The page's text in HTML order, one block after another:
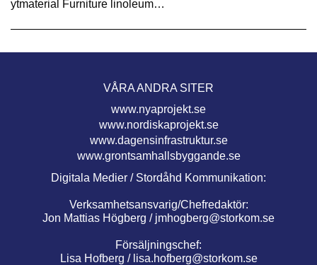
ytmaterial Furniture linoleum…
VÅRA ANDRA SITER
www.nyaprojekt.se
www.nordiskaprojekt.se
www.dagensinfrastruktur.se
www.grontsamhallsbyggande.se
Digitala Medier / Stordåhd Kommunikation:
Verksamhetsansvarig/Chefredaktör:
Jon Mattias Högberg / jmhogberg@storkom.se
Försäljningschef:
Lisa Hofberg / lisa.hofberg@storkom.se